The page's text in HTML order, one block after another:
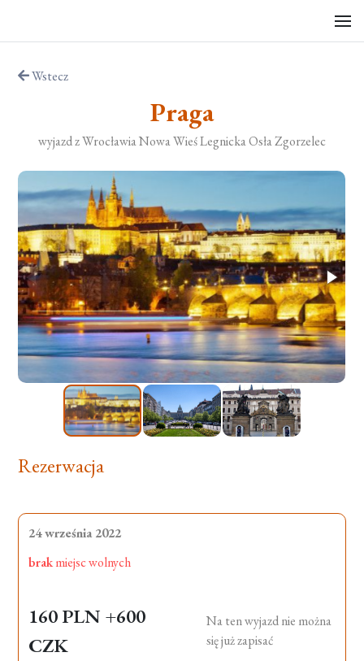
Wstecz
Praga
wyjazd z Wrocławia Nowa Wieś Legnicka Osła Zgorzelec
Rezerwacja
24 września 2022
brakmiejsc wolnych
160 PLN +600
CZK
Na ten wyjazd nie można
się już zapisać